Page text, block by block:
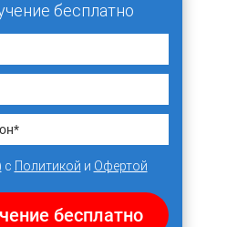
бесплатно
с Политикой и Офертой
бесплатно